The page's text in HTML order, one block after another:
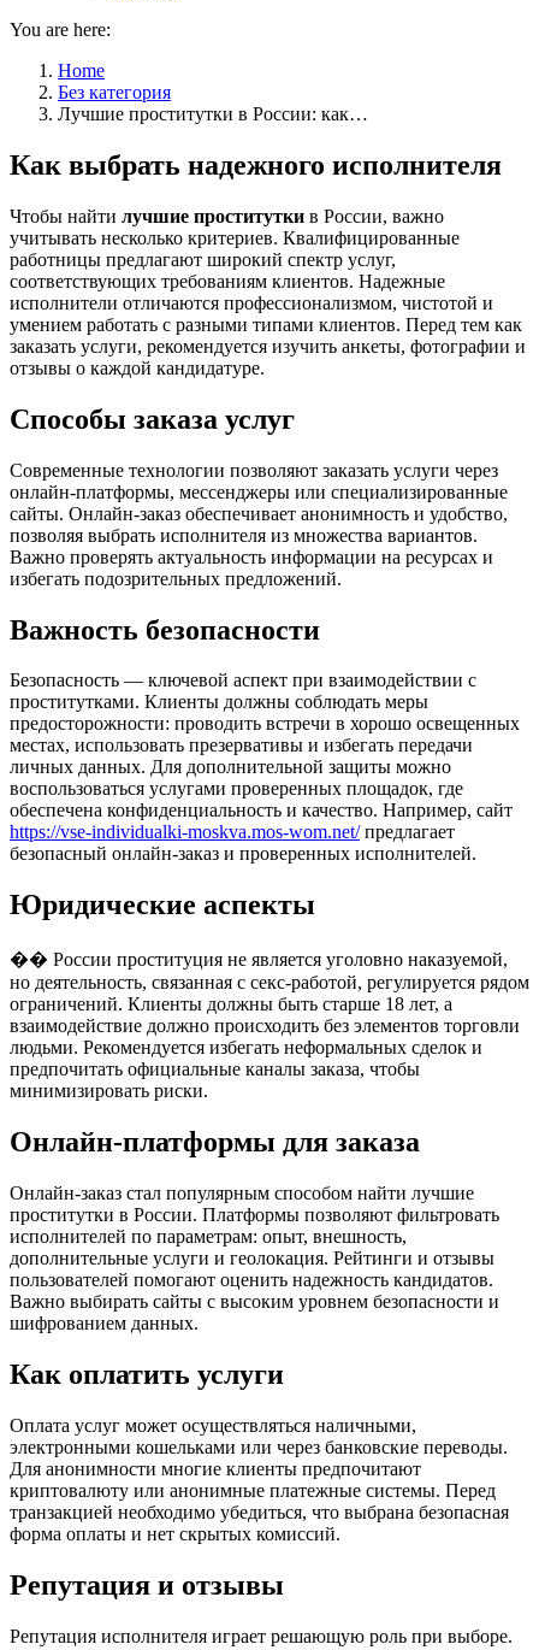
You are here:
Home
Без категория
Лучшие проститутки в России: как…
Как выбрать надежного исполнителя
Чтобы найти лучшие проститутки в России, важно
учитывать несколько критериев. Квалифицированные
работницы предлагают широкий спектр услуг,
соответствующих требованиям клиентов. Надежные
исполнители отличаются профессионализмом, чистотой и
умением работать с разными типами клиентов. Перед тем как
заказать услуги, рекомендуется изучить анкеты, фотографии и
отзывы о каждой кандидатуре.
Способы заказа услуг
Современные технологии позволяют заказать услуги через
онлайн-платформы, мессенджеры или специализированные
сайты. Онлайн-заказ обеспечивает анонимность и удобство,
позволяя выбрать исполнителя из множества вариантов.
Важно проверять актуальность информации на ресурсах и
избегать подозрительных предложений.
Важность безопасности
Безопасность — ключевой аспект при взаимодействии с
проститутками. Клиенты должны соблюдать меры
предосторожности: проводить встречи в хорошо освещенных
местах, использовать презервативы и избегать передачи
личных данных. Для дополнительной защиты можно
воспользоваться услугами проверенных площадок, где
обеспечена конфиденциальность и качество. Например, сайт
https://vse-individualki-moskva.mos-wom.net/предлагает
безопасный онлайн-заказ и проверенных исполнителей.
Юридические аспекты
�� России проституция не является уголовно наказуемой,
но деятельность, связанная с секс-работой, регулируется рядом
ограничений. Клиенты должны быть старше 18 лет, а
взаимодействие должно происходить без элементов торговли
людьми. Рекомендуется избегать неформальных сделок и
предпочитать официальные каналы заказа, чтобы
минимизировать риски.
Онлайн-платформы для заказа
Онлайн-заказ стал популярным способом найти лучшие
проститутки в России. Платформы позволяют фильтровать
исполнителей по параметрам: опыт, внешность,
дополнительные услуги и геолокация. Рейтинги и отзывы
пользователей помогают оценить надежность кандидатов.
Важно выбирать сайты с высоким уровнем безопасности и
шифрованием данных.
Как оплатить услуги
Оплата услуг может осуществляться наличными,
электронными кошельками или через банковские переводы.
Для анонимности многие клиенты предпочитают
криптовалюту или анонимные платежные системы. Перед
транзакцией необходимо убедиться, что выбрана безопасная
форма оплаты и нет скрытых комиссий.
Репутация и отзывы
Репутация исполнителя играет решающую роль при выборе.